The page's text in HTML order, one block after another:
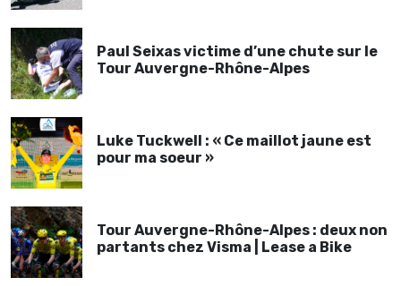
Paul Seixas victime d’une chute sur le
Tour Auvergne-Rhône-Alpes
Luke Tuckwell : « Ce maillot jaune est
pour ma soeur »
Tour Auvergne-Rhône-Alpes : deux non
partants chez Visma | Lease a Bike